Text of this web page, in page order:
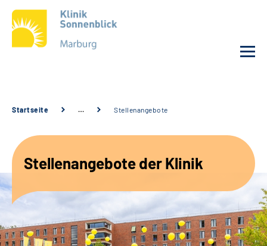
Service
Karriere
Sozialdienste & Zuweisende
Startseite … Stellenangebote
Stellenangebote der Klinik